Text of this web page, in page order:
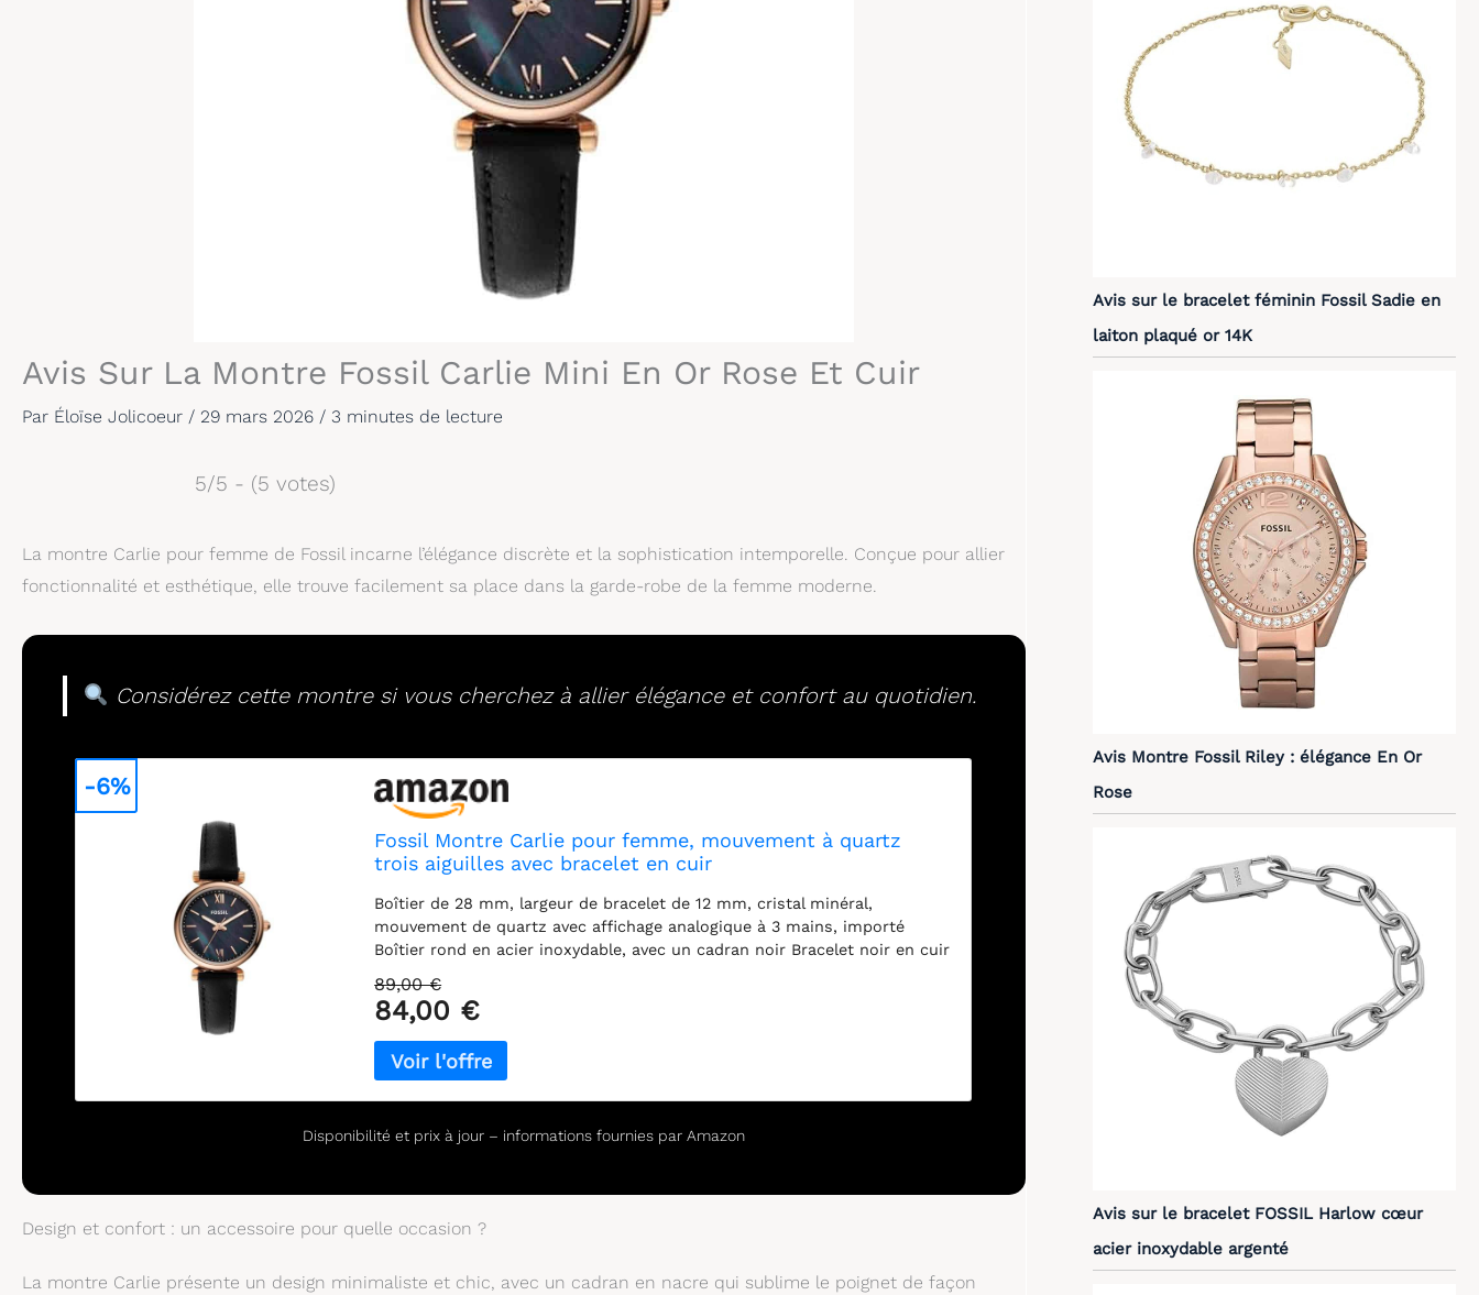
Avis Sur La Montre Fossil Carlie Mini En Or Rose Et Cuir
Par Éloïse Jolicoeur / 29 mars 2026 / 3 minutes de lecture
5/5 - (5 votes)
La montre Carlie pour femme de Fossil incarne l’élégance discrète et la sophistication intemporelle. Conçue pour allier
fonctionnalité et esthétique, elle trouve facilement sa place dans la garde-robe de la femme moderne.
Considérez cette montre si vous cherchez à allier élégance et confort au quotidien.
Fossil Montre Carlie pour femme, mouvement à quartz
trois aiguilles avec bracelet en cuir
Boîtier de 28 mm, largeur de bracelet de 12 mm, cristal minéral,
mouvement de quartz avec affichage analogique à 3 mains, importé
Boîtier rond en acier inoxydable, avec un cadran noir Bracelet noir en cuir
89,00 €
84,00 €
-6%
Disponibilité et prix à jour – informations fournies par Amazon
Design et confort : un accessoire pour quelle occasion ?
La montre Carlie présente un design minimaliste et chic, avec un cadran en nacre qui sublime le poignet de façon
Avis sur le bracelet féminin Fossil Sadie en
laiton plaqué or 14K
Avis Montre Fossil Riley : élégance En Or
Rose
Avis sur le bracelet FOSSIL Harlow cœur
acier inoxydable argenté